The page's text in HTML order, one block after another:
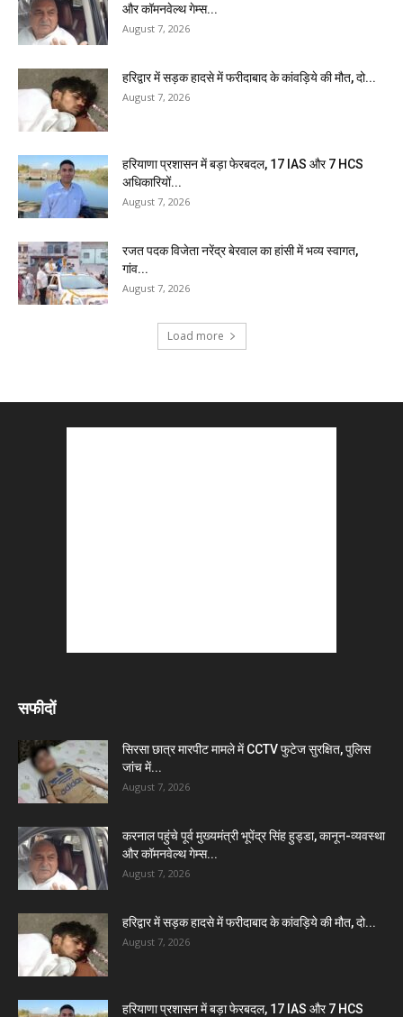
और कॉमनवेल्थ गेम्स...
August 7, 2026
हरिद्वार में सड़क हादसे में फरीदाबाद के कांवड़िये की मौत, दो...
August 7, 2026
हरियाणा प्रशासन में बड़ा फेरबदल, 17 IAS और 7 HCS
अधिकारियों...
August 7, 2026
रजत पदक विजेता नरेंद्र बेरवाल का हांसी में भव्य स्वागत,
गांव...
August 7, 2026
Load more
सफीदों
सिरसा छात्र मारपीट मामले में CCTV फुटेज सुरक्षित, पुलिस
जांच में...
August 7, 2026
करनाल पहुंचे पूर्व मुख्यमंत्री भूपेंद्र सिंह हुड्डा, कानून-व्यवस्था
और कॉमनवेल्थ गेम्स...
August 7, 2026
हरिद्वार में सड़क हादसे में फरीदाबाद के कांवड़िये की मौत, दो...
August 7, 2026
हरियाणा प्रशासन में बड़ा फेरबदल, 17 IAS और 7 HCS